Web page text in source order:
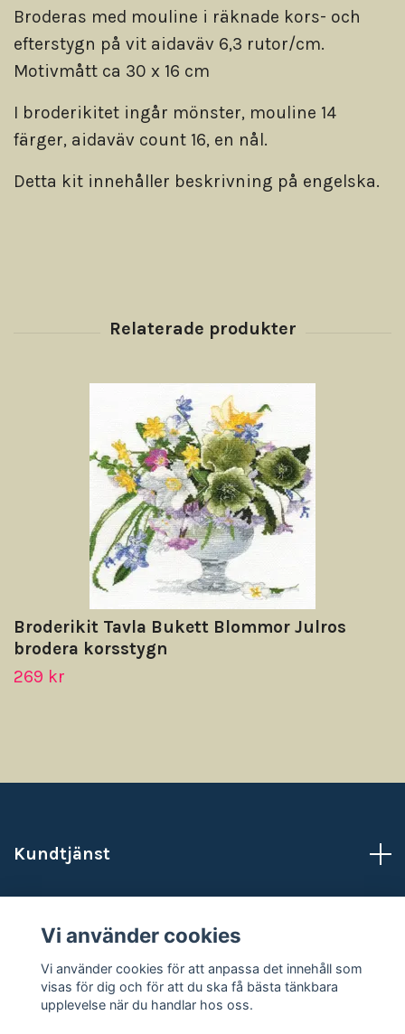
Broderas med mouline i räknade kors- och
efterstygn på vit aidaväv 6,3 rutor/cm.
Motivmått ca 30 x 16 cm
I broderikitet ingår mönster, mouline 14
färger, aidaväv count 16, en nål.
Detta kit innehåller beskrivning på engelska.
Broderikit Tavla Bukett Blommor Julros
brodera korsstygn
269 kr
Kundtjänst
Sociala medier
Vi använder cookies
Vi använder cookies för att anpassa det innehåll som
visas för dig och för att du ska få bästa tänkbara
upplevelse när du handlar hos oss.